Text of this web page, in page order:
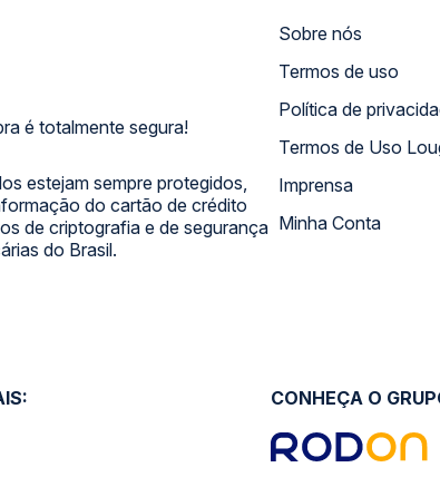
é totalmente segura!
estejam sempre protegidos,
do cartão de crédito
de criptografia e de segurança
do Brasil.
Sobre nós
Termos de uso
Política de
Termos de Uso
Imprensa
Minha Conta
CONHEÇA O